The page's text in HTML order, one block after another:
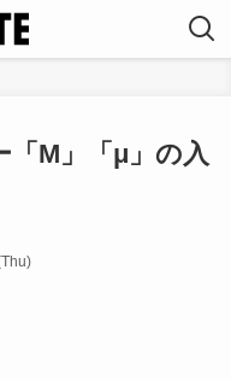
「Μ」「μ」の入